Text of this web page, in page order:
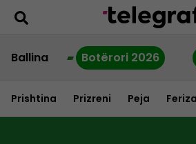
Ballina Botërori 2026
Prishtina Prizreni Peja